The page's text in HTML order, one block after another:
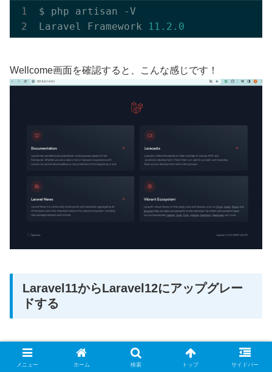
$ php artisan -V
Laravel Framework
11.2 .0
Wellcome画面を確認すると、こんな感じです！
Laravel11からLaravel12にアップグレー
ドする
Laravel12で 必要なPHPのバージョンは8.2以上 です。
メニュー ホーム 検索 トップ サイドバー